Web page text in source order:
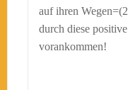
auf ihren
durch diese
vorankommen!